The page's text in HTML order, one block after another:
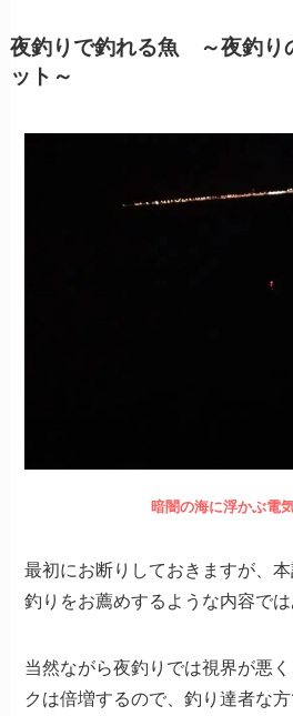
夜釣りで釣れる魚 ～夜釣り
ット～
暗闇の海に浮かぶ電
最初にお断りしておきますが、
釣りをお薦めするような内容では
当然ながら夜釣りでは視界が悪
クは倍増するので、釣り達者な